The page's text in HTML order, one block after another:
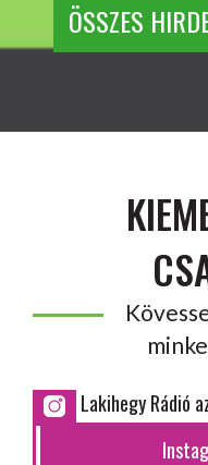
ÖSSZES
Lakihegy Rádió